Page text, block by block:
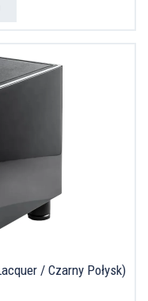
/ Czarny Połysk)